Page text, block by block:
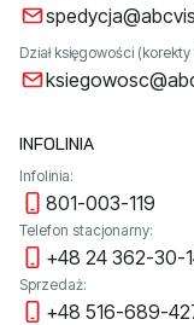
Dział księgowości
INFOLINIA
Infolinia:
801-003-119
Telefon stacjonarny:
+48 24 362-30-
Sprzedaż:
+48 516-689-